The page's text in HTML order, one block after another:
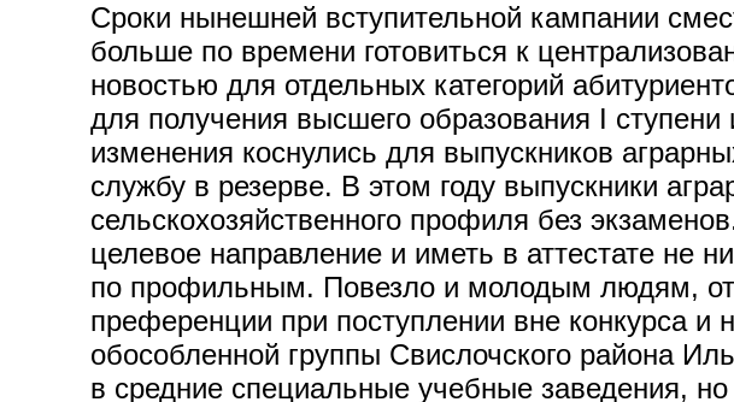
Сроки нынешней вступительной кампании
больше по времени готовиться к
новостью для отдельных категорий
для получения высшего образования І
изменения коснулись для выпускников
службу в резерве. В этом году выпускники
сельскохозяйственного профиля без
целевое направление и иметь в аттестате
по профильным. Повезло и молодым людям,
преференции при поступлении вне конкурса
обособленной группы Свислочского района
в средние специальные учебные заведения,